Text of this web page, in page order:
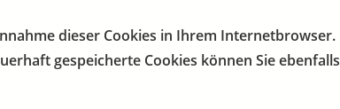
dieser Cookies in Ihrem Internetbrowser.
gespeicherte Cookies können Sie ebenfalls